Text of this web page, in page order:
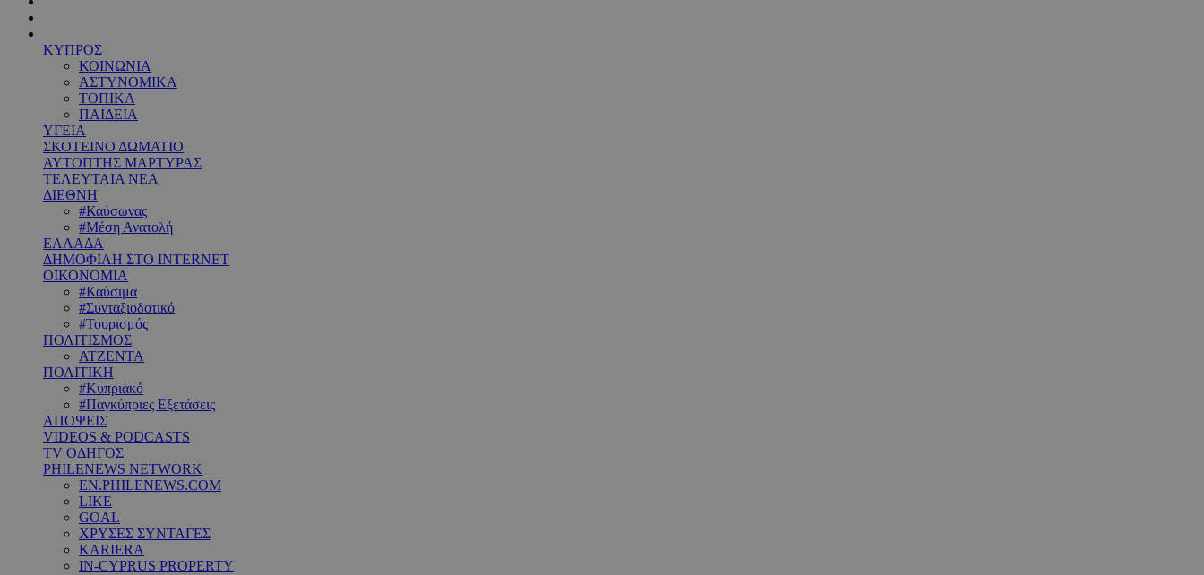
ΚΥΠΡΟΣ
ΚΟΙΝΩΝΙΑ
ΑΣΤΥΝΟΜΙΚΑ
ΤΟΠΙΚΑ
ΠΑΙΔΕΙΑ
ΥΓΕΙΑ
ΣΚΟΤΕΙΝΟ ΔΩΜΑΤΙΟ
ΑΥΤΟΠΤΗΣ ΜΑΡΤΥΡΑΣ
ΤΕΛΕΥΤΑΙΑ ΝΕΑ
ΔΙΕΘΝΗ
#Καύσωνας
#Μέση Ανατολή
ΕΛΛΑΔΑ
ΔΗΜΟΦΙΛΗ ΣΤΟ INTERNET
ΟΙΚΟΝΟΜΙΑ
#Καύσιμα
#Συνταξιοδοτικό
#Τουρισμός
ΠΟΛΙΤΙΣΜΟΣ
ΑΤΖΕΝΤΑ
ΠΟΛΙΤΙΚΗ
#Κυπριακό
#Παγκύπριες Εξετάσεις
ΑΠΟΨΕΙΣ
VIDEOS & PODCASTS
TV ΟΔΗΓΟΣ
PHILENEWS NETWORK
EN.PHILENEWS.COM
LIKE
GOAL
ΧΡΥΣΕΣ ΣΥΝΤΑΓΕΣ
KARIERA
IN-CYPRUS PROPERTY